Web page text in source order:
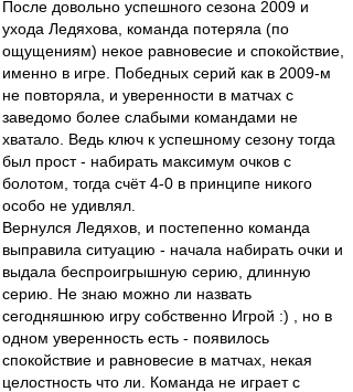
После довольно успешного сезона 2009 и
ухода Ледяхова, команда потеряла (по
ощущениям) некое равновесие и спокойствие,
именно в игре. Победных серий как в 2009-м
не повторяла, и уверенности в матчах с
заведомо более слабыми командами не
хватало. Ведь ключ к успешному сезону тогда
был прост - набирать максимум очков с
болотом, тогда счёт 4-0 в принципе никого
особо не удивлял.
Вернулся Ледяхов, и постепенно команда
выправила ситуацию - начала набирать очки и
выдала беспроигрышную серию, длинную
серию. Не знаю можно ли назвать
сегодняшнюю игру собственно Игрой :) , но в
одном уверенность есть - появилось
спокойствие и равновесие в матчах, некая
целостность что ли. Команда не играет с